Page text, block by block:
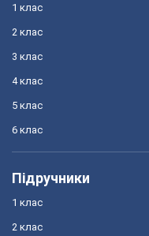
1 клас
2 клас
3 клас
4 клас
5 клас
6 клас
Підручники
1 клас
2 клас